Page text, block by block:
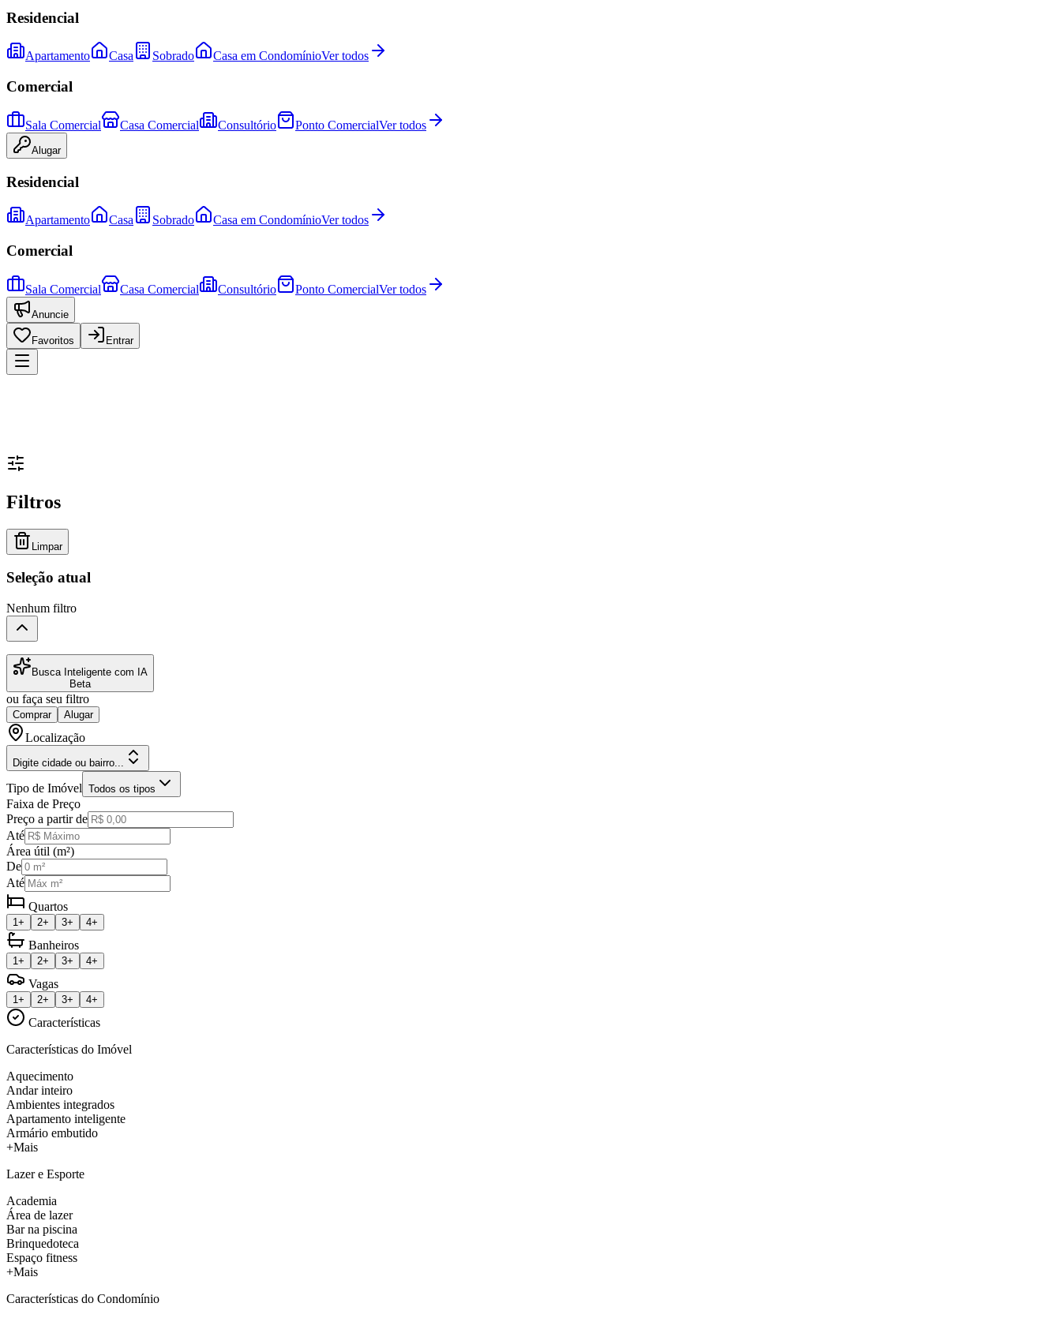
Residencial
Apartamento Casa Sobrado Casa em CondomínioVer todos
Comercial
Sala Comercial Casa Comercial Consultório Ponto ComercialVer todos
Alugar
Residencial
Apartamento Casa Sobrado Casa em CondomínioVer todos
Comercial
Sala Comercial Casa Comercial Consultório Ponto ComercialVer todos
Anuncie
Favoritos Entrar
Filtros
Limpar
Seleção atual
Nenhum filtro
Busca Inteligente com IA
Beta
ou faça seu filtro
Comprar Alugar
Localização
Digite cidade ou bairro...
Tipo de Imóvel Todos os tipos
Faixa de Preço
Preço a partir de
Até
Área útil (m²)
De
Até
Quartos
1+ 2+ 3+ 4+
Banheiros
1+ 2+ 3+ 4+
Vagas
1+ 2+ 3+ 4+
Características
Características do Imóvel
Aquecimento
Andar inteiro
Ambientes integrados
Apartamento inteligente
Armário embutido
+Mais
Lazer e Esporte
Academia
Área de lazer
Bar na piscina
Brinquedoteca
Espaço fitness
+Mais
Características do Condomínio